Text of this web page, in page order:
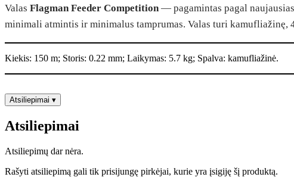
Competition
150m
Valas Flagman Feeder Competition— pagamintas pagal
minimali atmintis ir minimalus tamprumas. Valas turi
Kiekis: 150 m; Storis: 0.22 mm; Laikymas: 5.7 kg; Spalva: kamufliažinė.
Atsiliepimai ▾
Atsiliepimai
Atsiliepimų dar nėra.
Rašyti atsiliepimą gali tik prisijungę pirkėjai, kurie yra įsigiję šį produktą.